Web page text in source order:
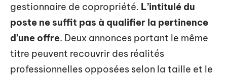
gestionnaire de copropriété. L’intitulé du
poste ne suffit pas à qualifier la pertinence
d’une offre. Deux annonces portant le même
titre peuvent recouvrir des réalités
professionnelles opposées selon la taille et le